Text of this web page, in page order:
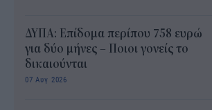
ΔΥΠΑ: Επίδομα περίπου 758 ευρώ
για δύο μήνες – Ποιοι γονείς το
δικαιούνται
07 Αυγ 2026